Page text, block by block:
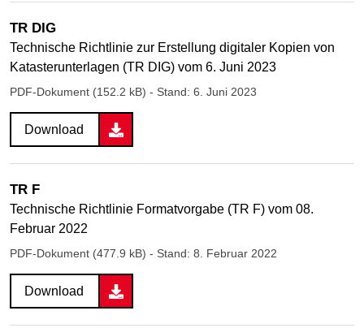
TR DIG
Technische Richtlinie zur Erstellung digitaler Kopien von
Katasterunterlagen (TR DIG) vom 6. Juni 2023
PDF-Dokument (152.2 kB) - Stand: 6. Juni 2023
Download
TR F
Technische Richtlinie Formatvorgabe (TR F) vom 08.
Februar 2022
PDF-Dokument (477.9 kB) - Stand: 8. Februar 2022
Download